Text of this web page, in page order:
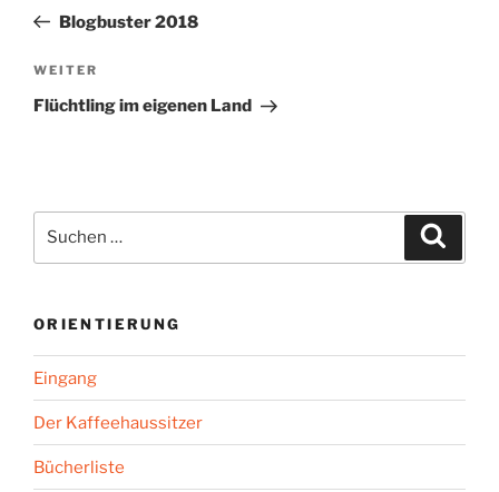
Beitrag
Blogbuster 2018
Nächster
Beitrag
WEITER
Flüchtling im eigenen Land
nach:
ORIENTIERUNG
Eingang
Der Kaffeehaussitzer
Bücherliste